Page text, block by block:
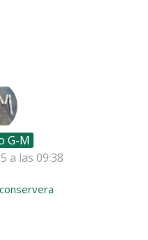
G-M
a las 09:38